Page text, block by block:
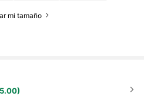
mi tamaño